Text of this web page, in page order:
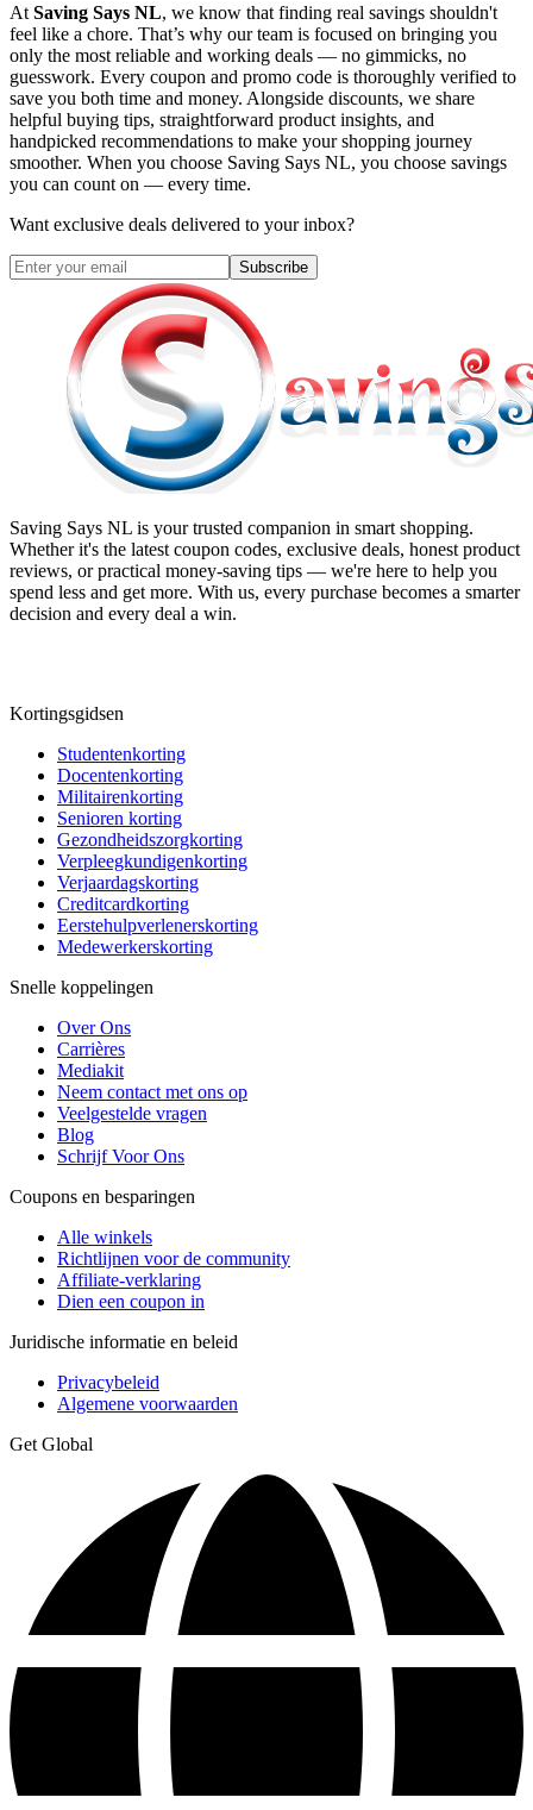
At Saving Says NL, we know that finding real savings shouldn't
feel like a chore. That’s why our team is focused on bringing you
only the most reliable and working deals — no gimmicks, no
guesswork. Every coupon and promo code is thoroughly verified to
save you both time and money. Alongside discounts, we share
helpful buying tips, straightforward product insights, and
handpicked recommendations to make your shopping journey
smoother. When you choose Saving Says NL, you choose savings
you can count on — every time.
Want exclusive deals delivered to your inbox?
Subscribe
Saving Says NL is your trusted companion in smart shopping.
Whether it's the latest coupon codes, exclusive deals, honest product
reviews, or practical money-saving tips — we're here to help you
spend less and get more. With us, every purchase becomes a smarter
decision and every deal a win.
Kortingsgidsen
Studentenkorting
Docentenkorting
Militairenkorting
Senioren korting
Gezondheidszorgkorting
Verpleegkundigenkorting
Verjaardagskorting
Creditcardkorting
Eerstehulpverlenerskorting
Medewerkerskorting
Snelle koppelingen
Over Ons
Carrières
Mediakit
Neem contact met ons op
Veelgestelde vragen
Blog
Schrijf Voor Ons
Coupons en besparingen
Alle winkels
Richtlijnen voor de community
Affiliate-verklaring
Dien een coupon in
Juridische informatie en beleid
Privacybeleid
Algemene voorwaarden
Get Global